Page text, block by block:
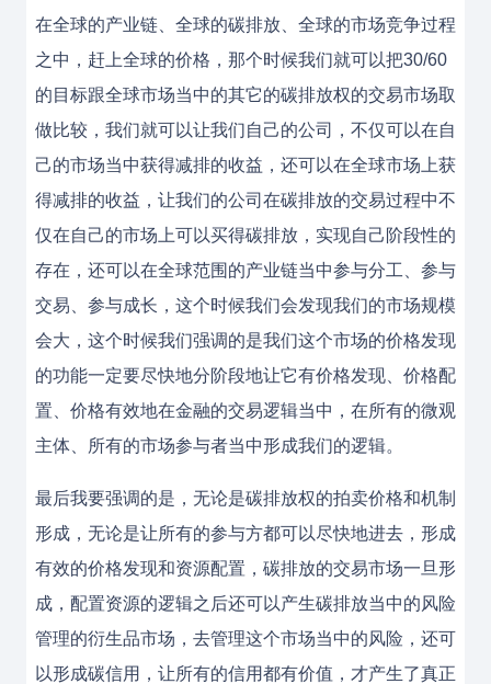
在全球的产业链、全球的碳排放、全球的市场竞争过程
之中，赶上全球的价格，那个时候我们就可以把30/60
的目标跟全球市场当中的其它的碳排放权的交易市场取
做比较，我们就可以让我们自己的公司，不仅可以在自
己的市场当中获得减排的收益，还可以在全球市场上获
得减排的收益，让我们的公司在碳排放的交易过程中不
仅在自己的市场上可以买得碳排放，实现自己阶段性的
存在，还可以在全球范围的产业链当中参与分工、参与
交易、参与成长，这个时候我们会发现我们的市场规模
会大，这个时候我们强调的是我们这个市场的价格发现
的功能一定要尽快地分阶段地让它有价格发现、价格配
置、价格有效地在金融的交易逻辑当中，在所有的微观
主体、所有的市场参与者当中形成我们的逻辑。
最后我要强调的是，无论是碳排放权的拍卖价格和机制
形成，无论是让所有的参与方都可以尽快地进去，形成
有效的价格发现和资源配置，碳排放的交易市场一旦形
成，配置资源的逻辑之后还可以产生碳排放当中的风险
管理的衍生品市场，去管理这个市场当中的风险，还可
以形成碳信用，让所有的信用都有价值，才产生了真正